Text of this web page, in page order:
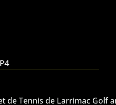
de Tennis de Larrimac Golf